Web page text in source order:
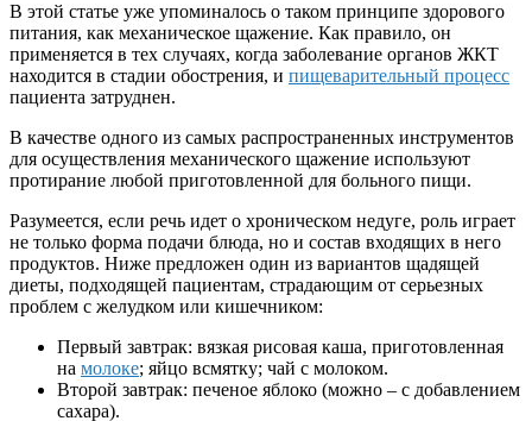
В этой статье уже упоминалось о таком принципе здорового
питания, как механическое щажение. Как правило, он
применяется в тех случаях, когда заболевание органов ЖКТ
находится в стадии обострения, и пищеварительный процесс
пациента затруднен.
В качестве одного из самых распространенных инструментов
для осуществления механического щажение используют
протирание любой приготовленной для больного пищи.
Разумеется, если речь идет о хроническом недуге, роль играет
не только форма подачи блюда, но и состав входящих в него
продуктов. Ниже предложен один из вариантов щадящей
диеты, подходящей пациентам, страдающим от серьезных
проблем с желудком или кишечником:
Первый завтрак: вязкая рисовая каша, приготовленная
на молоке; яйцо всмятку; чай с молоком.
Второй завтрак: печеное яблоко (можно – с добавлением
сахара).